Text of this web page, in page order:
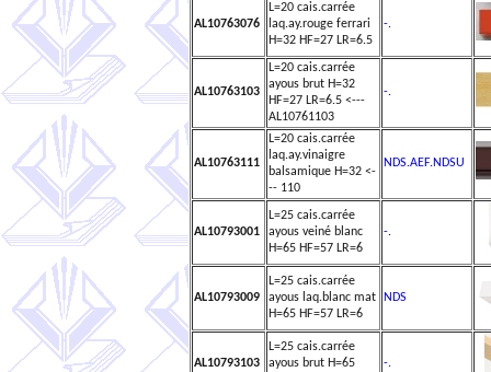
AL10763076
L=20 cais.carrée
laq.ay.rouge ferrari
H=32 HF=27 LR=6.5
-.
AL10763103
L=20 cais.carrée
ayous brut H=32
HF=27 LR=6.5 <---
AL10761103
-.
AL10763111
L=20 cais.carrée
laq.ay.vinaigre
balsamique H=32 <-
-- 110
NDS.AEF.NDSU
AL10793001
L=25 cais.carrée
ayous veiné blanc
H=65 HF=57 LR=6
-.
AL10793009
L=25 cais.carrée
ayous laq.blanc mat
H=65 HF=57 LR=6
NDS
AL10793103
L=25 cais.carrée
ayous brut H=65
-.